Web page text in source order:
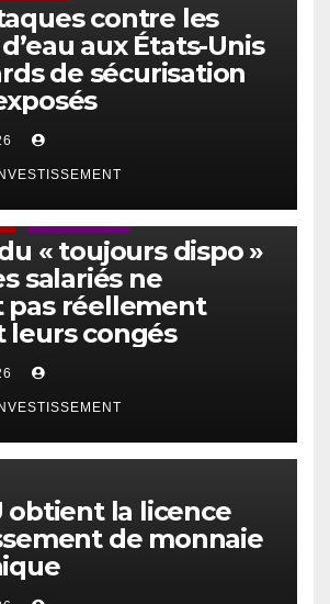
contre les
aux États-Unis
de sécurisation
« toujours dispo »
salariés ne
pas réellement
leurs congés
obtient la licence
de monnaie